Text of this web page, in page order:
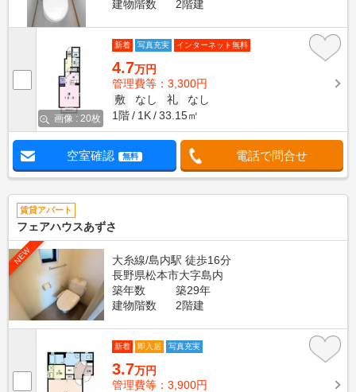
建物階数 2階建
画像 : 20枚
新着 写真充実 インターネット無料
4.7万円
管理費等：3,300円
敷
なし 礼
なし
1階
1K 33.15㎡
空室確認 無料 電話で問合せ
賃貸アパート
フェアハウスあずさ
NEW
大糸線/島内駅 徒歩16分
長野県松本市大字島内
築年数
築29年
建物階数
2階建
新着 即入居 写真充実
3.7万円
管理費等：3,900円